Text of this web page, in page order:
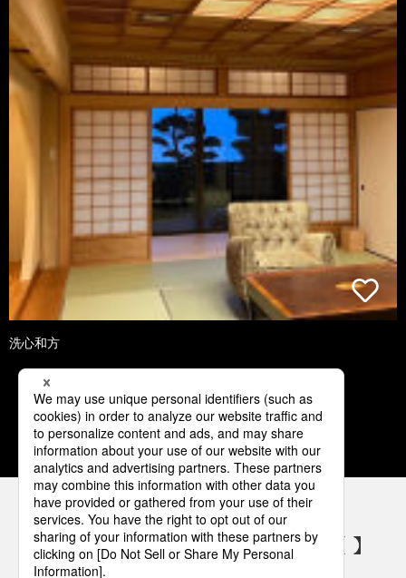
洗心和方
1 2 3 4 5
パナソニックの電気設備 SNSアカウント